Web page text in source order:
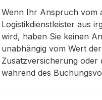
Wenn Ihr Anspruch vom
Logistikdienstleister aus
wird, haben Sie keinen
unabhängig vom Wert
Zusatzversicherung oder
während des